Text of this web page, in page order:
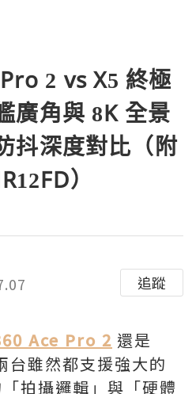
2 vs X5 終極
廣角與 8K 全景
抖深度對比（附
）
追蹤
Ace Pro 2 還是
台雖然都支援強大的
拍攝邏輯」與「硬體